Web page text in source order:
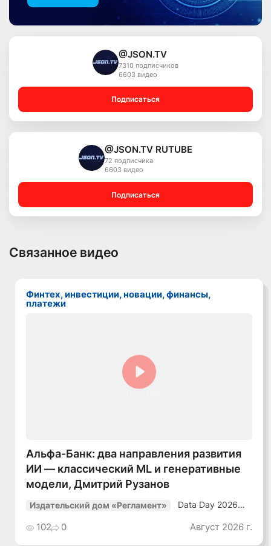
@JSON.TV
7310 подписчиков
6603 видео
Подписаться
@JSON.TV RUTUBE
72 подписчика
6603 видео
Подписаться
Связанное видео
Финтех, инвестиции, новации, финансы,
платежи
Альфа-Банк: два направления развития
ИИ — классический ML и генеративные
модели, Дмитрий Рузанов
Издательский дом «Регламент»
Data Day 2026
Как сохранять
уверенный курс
102 0 Август 2026 г.